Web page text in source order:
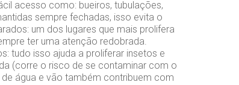
acesso como: bueiros, tubulações,
sempre fechadas, isso evita o
um dos lugares que mais prolifera
ter uma atenção redobrada.
tudo isso ajuda a proliferar insetos e
(corre o risco de se contaminar com o
água e vão também contribuem com